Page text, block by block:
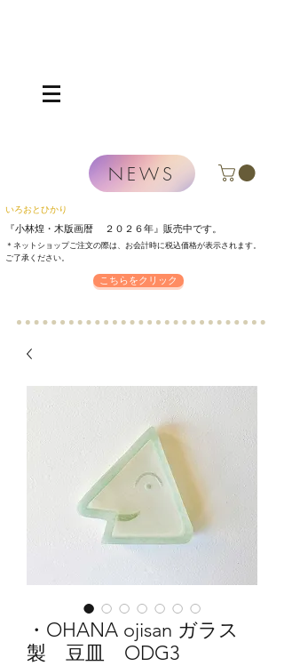
NEWS
いろおとひかり
『小林煌・木版画暦 ２０２６年』 販売中です。
＊ネットショップご注文の際は、お会計時に税込価格が表示されます。
​ご了承ください。
こちらをクリック
・OHANA ojisan ガラス
製 豆皿 ODG3